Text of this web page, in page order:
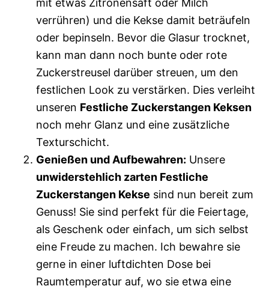
mit etwas Zitronensaft oder Milch
verrühren) und die Kekse damit beträufeln
oder bepinseln. Bevor die Glasur trocknet,
kann man dann noch bunte oder rote
Zuckerstreusel darüber streuen, um den
festlichen Look zu verstärken. Dies verleiht
unseren Festliche Zuckerstangen Keksen
noch mehr Glanz und eine zusätzliche
Texturschicht.
Genießen und Aufbewahren: Unsere
unwiderstehlich zarten Festliche
Zuckerstangen Kekse sind nun bereit zum
Genuss! Sie sind perfekt für die Feiertage,
als Geschenk oder einfach, um sich selbst
eine Freude zu machen. Ich bewahre sie
gerne in einer luftdichten Dose bei
Raumtemperatur auf, wo sie etwa eine